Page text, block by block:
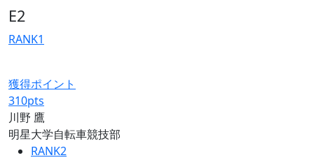
E2
RANK1
獲得ポイント
310pts
川野 鷹
明星大学自転車競技部
RANK2